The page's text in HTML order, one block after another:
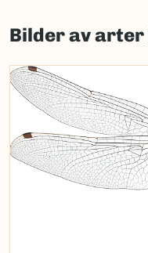
load
map.
Bilder av